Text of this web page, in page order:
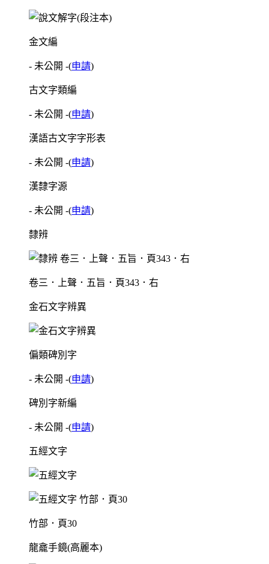
金文編
- 未公開 -(申請)
古文字類編
- 未公開 -(申請)
漢語古文字字形表
- 未公開 -(申請)
漢隸字源
- 未公開 -(申請)
隸辨
卷三．上聲．五旨．頁343．右
金石文字辨異
偏類碑別字
- 未公開 -(申請)
碑別字新編
- 未公開 -(申請)
五經文字
竹部．頁30
龍龕手鏡(高麗本)